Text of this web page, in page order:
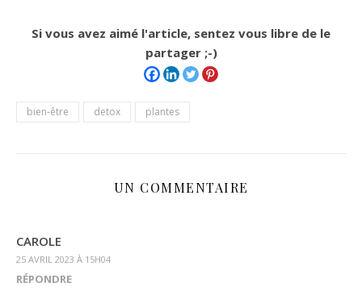
Si vous avez aimé l'article, sentez vous libre de le
partager ;-)
bien-être detox plantes
UN COMMENTAIRE
CAROLE
25 AVRIL 2023 À 15H04
RÉPONDRE